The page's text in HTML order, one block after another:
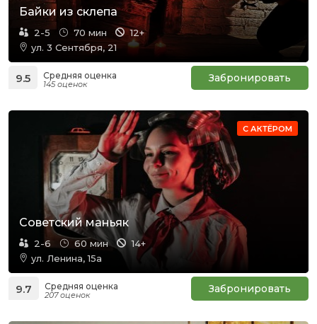
Байки из склепа
2-5 70 мин
12+
ул. 3 Сентября, 21
9.5 Средняя оценка
145 оценок Забронировать
С АКТЁРОМ
Советский маньяк
2-6 60 мин
14+
ул. Ленина, 15а
9.7 Средняя оценка
207 оценок Забронировать